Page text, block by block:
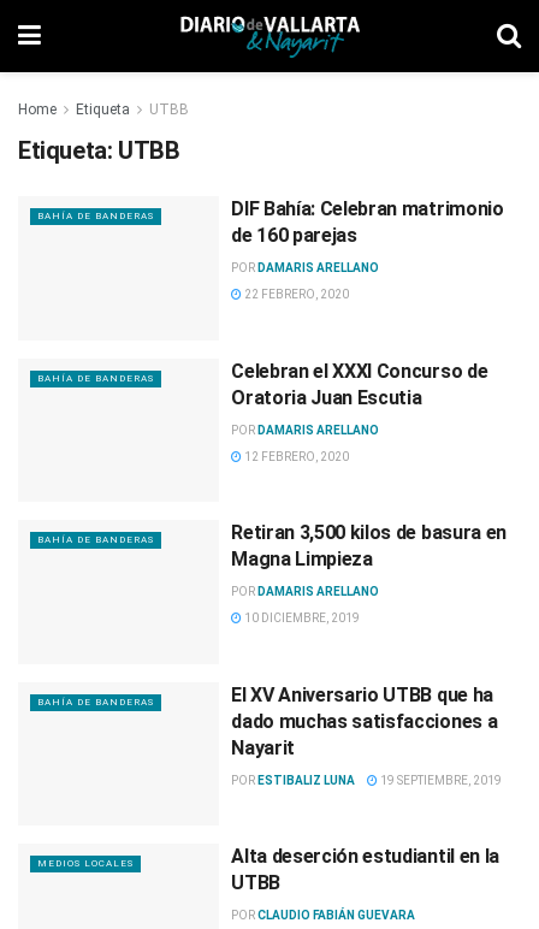
Home Etiqueta UTBB
Etiqueta: UTBB
BAHÍA DE BANDERAS
DIF Bahía: Celebran matrimonio
de 160 parejas
POR DAMARIS ARELLANO
22 FEBRERO, 2020
BAHÍA DE BANDERAS
Celebran el XXXI Concurso de
Oratoria Juan Escutia
POR DAMARIS ARELLANO
12 FEBRERO, 2020
BAHÍA DE BANDERAS
Retiran 3,500 kilos de basura en
Magna Limpieza
POR DAMARIS ARELLANO
10 DICIEMBRE, 2019
BAHÍA DE BANDERAS
El XV Aniversario UTBB que ha
dado muchas satisfacciones a
Nayarit
POR ESTIBALIZ LUNA 19 SEPTIEMBRE, 2019
MEDIOS LOCALES
Alta deserción estudiantil en la
UTBB
PORCLAUDIO FABIÁN GUEVARA